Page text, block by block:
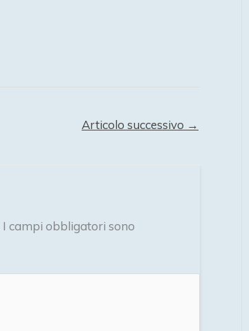
Articolo successivo →
I campi obbligatori sono